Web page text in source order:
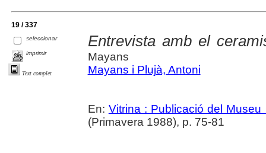
19 / 337
seleccionar
imprimir
Text complet
Entrevista amb el
Mayans
Mayans i Plujà, Antoni
En: Vitrina : Publicació del
(Primavera 1988), p. 75-81